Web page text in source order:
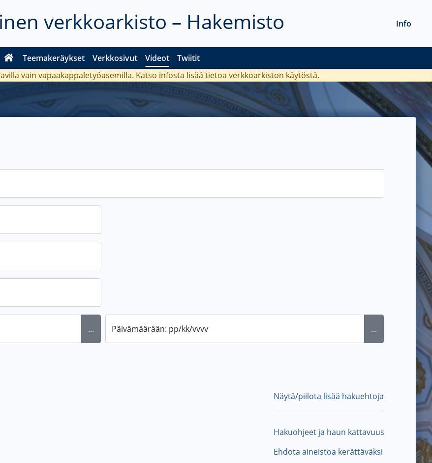
verkkoarkisto – Hakemisto
Teemakeräykset Verkkosivut Videot Twiitit
Info
vain vapaakappaletyöasemilla. Katso infosta lisää tietoa verkkoarkiston käytöstä.
... Päivämäärään: pp/kk/vvvv ...
Näytä/piilota lisää hakuehtoja
Hakuohjeet ja haun kattavuus
Ehdota aineistoa kerättäväksi